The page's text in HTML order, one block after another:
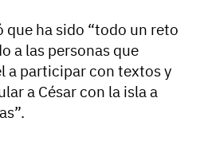
que ha sido “todo un reto
a las personas que
a participar con textos y
a César con la isla a